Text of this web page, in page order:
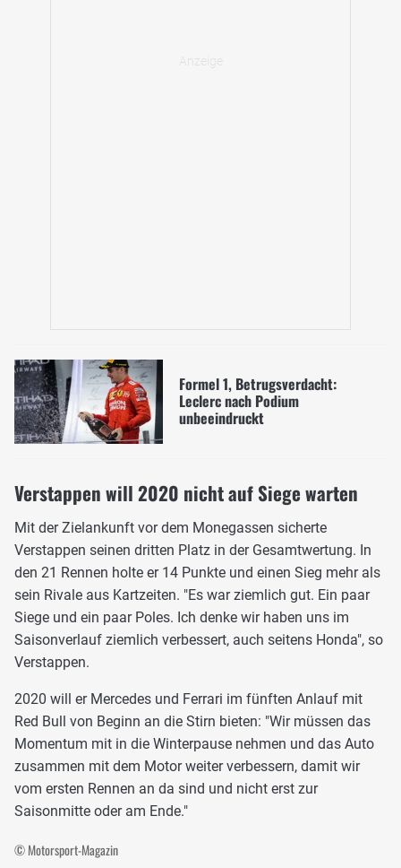
Formel 1, Betrugsverdacht:
Leclerc nach Podium
unbeeindruckt
Verstappen will 2020 nicht auf Siege warten
Mit der Zielankunft vor dem Monegassen sicherte
Verstappen seinen dritten Platz in der Gesamtwertung. In
den 21 Rennen holte er 14 Punkte und einen Sieg mehr als
sein Rivale aus Kartzeiten. "Es war ziemlich gut. Ein paar
Siege und ein paar Poles. Ich denke wir haben uns im
Saisonverlauf ziemlich verbessert, auch seitens Honda", so
Verstappen.
2020 will er Mercedes und Ferrari im fünften Anlauf mit
Red Bull von Beginn an die Stirn bieten: "Wir müssen das
Momentum mit in die Winterpause nehmen und das Auto
zusammen mit dem Motor weiter verbessern, damit wir
vom ersten Rennen an da sind und nicht erst zur
Saisonmitte oder am Ende."
© Motorsport-Magazin